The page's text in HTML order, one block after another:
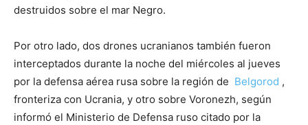
destruidos sobre el mar Negro.
Por otro lado, dos drones ucranianos también fueron
interceptados durante la noche del miércoles al jueves
por la defensa aérea rusa sobre la región de Belgorod ,
fronteriza con Ucrania, y otro sobre Voronezh, según
informó el Ministerio de Defensa ruso citado por la